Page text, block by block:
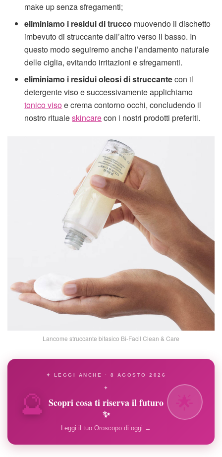
make up senza sfregamenti;
eliminiamo i residui di trucco muovendo il dischetto
imbevuto di struccante dall’altro verso il basso. In
questo modo seguiremo anche l’andamento naturale
delle ciglia, evitando irritazioni e sfregamenti.
eliminiamo i residui oleosi di struccantecon il
detergente viso e successivamente applichiamo
tonico visoe crema contorno occhi, concludendo il
nostro ritualeskincarecon i nostri prodotti preferiti.
Lancome struccante bifasico Bi-Facil Clean & Care
🔮
✦ LEGGI ANCHE · 8 AGOSTO 2026
✦
Scopri cosa ti riserva il futuro
✨
Leggi il tuo Oroscopo di oggi →